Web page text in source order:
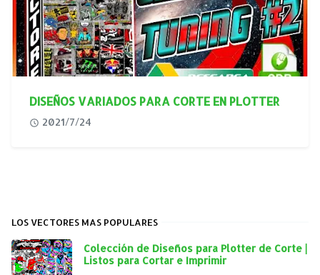
DISEÑOS VARIADOS PARA CORTE EN PLOTTER
2021/7/24
LOS VECTORES MAS POPULARES
Colección de Diseños para Plotter de Corte |
Listos para Cortar e Imprimir